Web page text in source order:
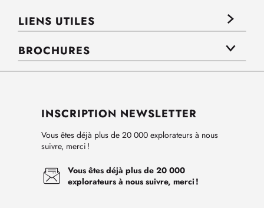
LIENS UTILES
BROCHURES
INSCRIPTION NEWSLETTER
Vous êtes déjà plus de 20 000 explorateurs à nous
suivre, merci !
Vous êtes déjà plus de 20 000
explorateurs à nous suivre, merci !